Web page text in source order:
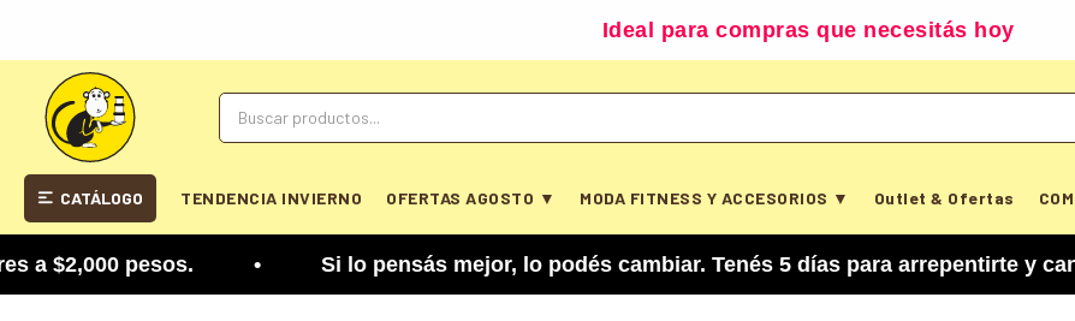
Ideal para compras que necesitás hoy
CATÁLOGO TENDENCIA INVIERNO OFERTAS AGOSTO ▼ MODA FITNESS Y ACCESORIOS ▼ Outlet & Ofertas
$2,000 pesos. • Si lo pensás mejor, lo podés cambiar. Tenés 5 días para arrepentirte y